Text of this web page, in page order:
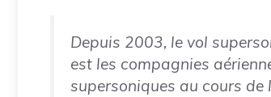
Depuis 2003, le vol
est les compagnies
supersoniques au cours